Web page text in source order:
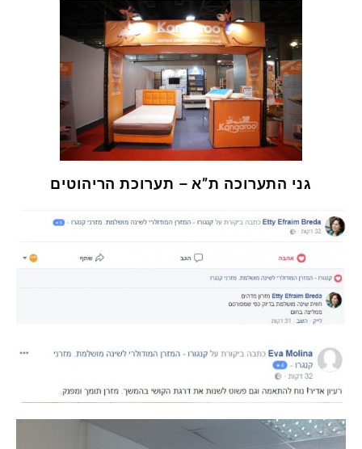
גני התערוכה ת”א – תערוכת הריהוטים